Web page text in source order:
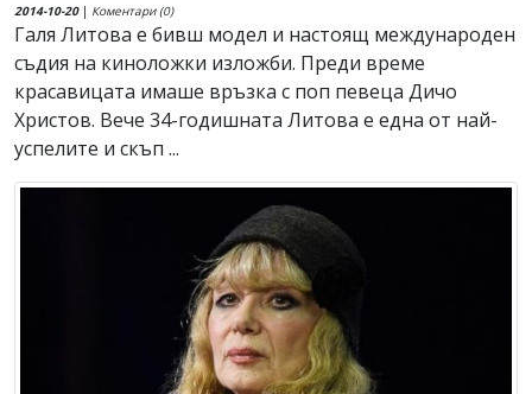
2014-10-20| Коментари (0)
Галя Литова е бивш модел и настоящ международен
съдия на киноложки изложби. Преди време
красавицата имаше връзка с поп певеца Дичо
Христов. Вече 34-годишната Литова е една от най-
успелите и скъп ...